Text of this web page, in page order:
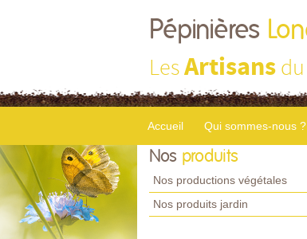
Pépinières
LesArtisans du
Accueil Qui sommes-nous ?
Nos produits
Nos productions végétales
Nos produits jardin